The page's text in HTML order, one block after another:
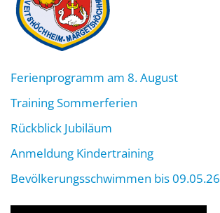
Ferienprogramm am 8. August
Training Sommerferien
Rückblick Jubiläum
Anmeldung Kindertraining
Bevölkerungsschwimmen bis 09.05.26